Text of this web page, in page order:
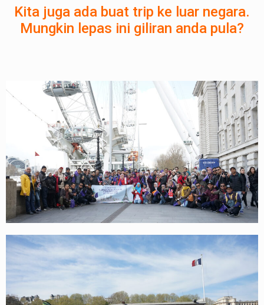
Kita juga ada buat trip ke luar negara.
Mungkin lepas ini giliran anda pula?